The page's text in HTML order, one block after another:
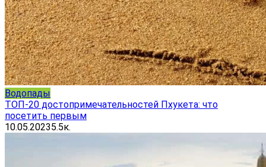
Водопады
ТОП-20 достопримечательностей Пхукета: что
посетить первым
10.05.20235.5к.